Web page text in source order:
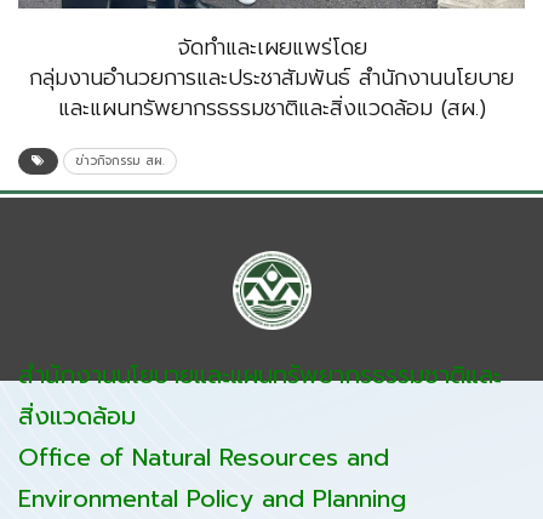
จัดทำและเผยแพร่โดย
กลุ่มงานอำนวยการและประชาสัมพันธ์ สำนักงานนโยบาย
และแผนทรัพยากรธรรมชาติและสิ่งแวดล้อม (สผ.)
ข่าวกิจกรรม สผ.
สำนักงานนโยบายและแผนทรัพยากรธรรมชาติและ
สิ่งแวดล้อม
Office of Natural Resources and
Environmental Policy and Planning